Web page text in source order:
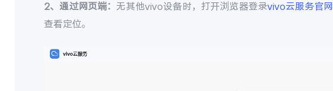
2、通过网页端： 无其他vivo设备时，打开浏览器登录vivo云服务官网
查看定位。